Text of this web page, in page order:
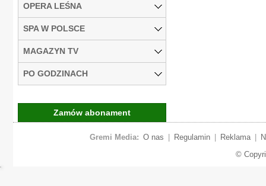
OPERA LEŚNA
SPA W POLSCE
MAGAZYN TV
PO GODZINACH
Zamów abonament
Gremi Media: O nas Regulamin Reklama
©